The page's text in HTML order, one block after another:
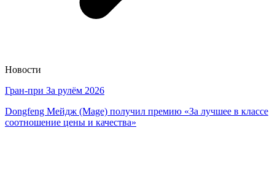
Новости
Гран-при За рулём 2026
Dongfeng Мейдж (Mage) получил премию «За лучшее в классе
соотношение цены и качества»